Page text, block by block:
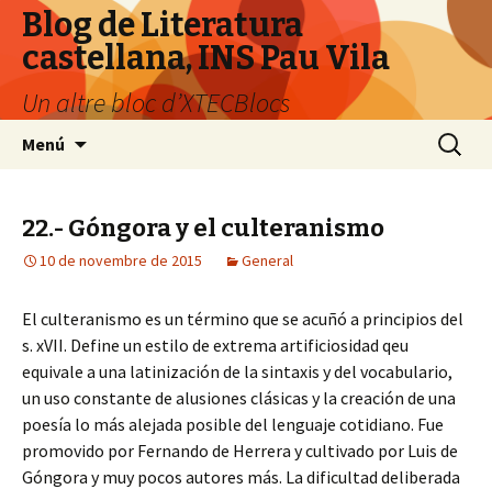
Blog de Literatura
castellana, INS Pau Vila
Un altre bloc d’XTECBlocs
Menú Cerca:
22.- Góngora y el culteranismo
10 de novembre de 2015 General
El culteranismo es un término que se acuñó a principios del
s. xVII. Define un estilo de extrema artificiosidad qeu
equivale a una latinización de la sintaxis y del vocabulario,
un uso constante de alusiones clásicas y la creación de una
poesía lo más alejada posible del lenguaje cotidiano. Fue
promovido por Fernando de Herrera y cultivado por Luis de
Góngora y muy pocos autores más. La dificultad deliberada